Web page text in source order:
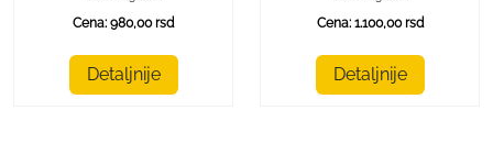
Cena: 980,00 rsd
Detaljnije
Cena: 1.100,00 rsd
Detaljnije